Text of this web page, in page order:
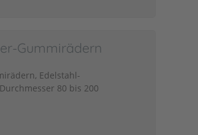
Gummirädern
Edelstahl-
80 bis 200